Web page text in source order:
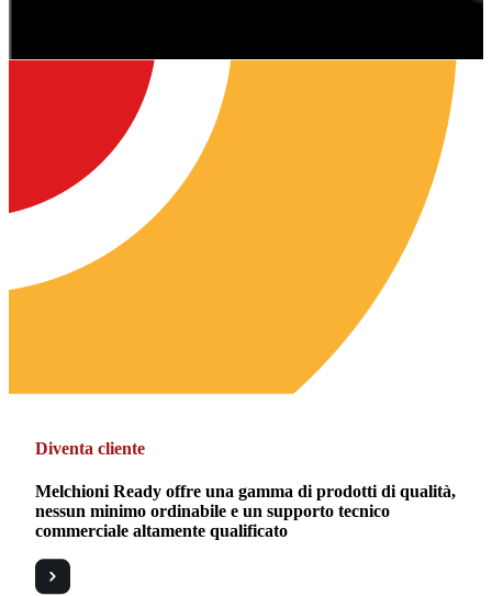
Diventa cliente
Melchioni Ready offre una gamma di prodotti di qualità,
nessun minimo ordinabile e un supporto tecnico
commerciale altamente qualificato